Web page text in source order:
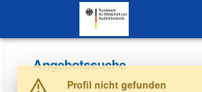
SKIP TO CONTENT.
Angebotssuche
Warnung
Profil nicht gefunden